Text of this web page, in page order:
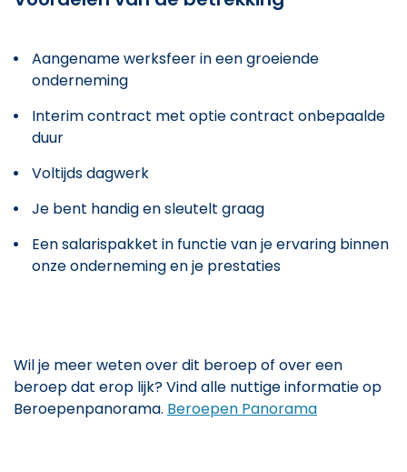
Aangename werksfeer in een groeiende
onderneming
Interim contract met optie contract onbepaalde
duur
Voltijds dagwerk
Je bent handig en sleutelt graag
Een salarispakket in functie van je ervaring binnen
onze onderneming en je prestaties
Wil je meer weten over dit beroep of over een
beroep dat erop lijk? Vind alle nuttige informatie op
Beroepenpanorama. Beroepen Panorama